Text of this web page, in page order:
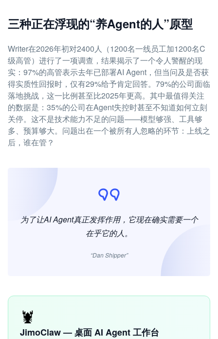
三种正在浮现的“养Agent的人”原型
Writer在2026年初对2400人（1200名一线员工加1200名C
级高管）进行了一项调查，结果揭示了一个令人警醒的现
实：97%的高管表示去年已部署AI Agent，但当问及是否获
得实质性回报时，仅有29%给予肯定回答。79%的公司面临
落地挑战，这一比例甚至比2025年更高。其中最值得关注
的数据是：35%的公司在Agent失控时甚至不知道如何立刻
关停。这不是技术能力不足的问题——模型够强、工具够
多、预算够大。问题出在一个被所有人忽略的环节：上线之
后，谁在管？
为了让AI Agent真正发挥作用，它现在确实需要一个
在乎它的人。
“Dan Shipper”
🦞
JimoClaw — 桌面 AI Agent 工作台